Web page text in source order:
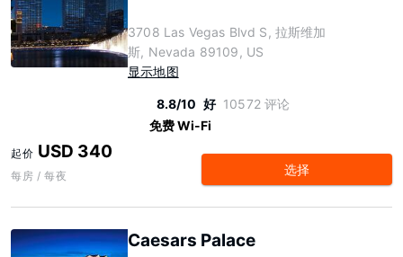
3708 Las Vegas Blvd S, 拉斯维加
斯, Nevada 89109, US
显示地图
8.8/10 好 10572 评论
免费 Wi-Fi
起价 USD 340
每房 / 每夜 选择
Caesars Palace